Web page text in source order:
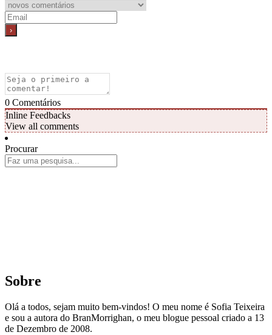
0 Comentários
Inline Feedbacks
View all comments
Procurar
Sobre
Olá a todos, sejam muito bem-vindos! O meu nome é Sofia Teixeira
e sou a autora do BranMorrighan, o meu blogue pessoal criado a 13
de Dezembro de 2008.